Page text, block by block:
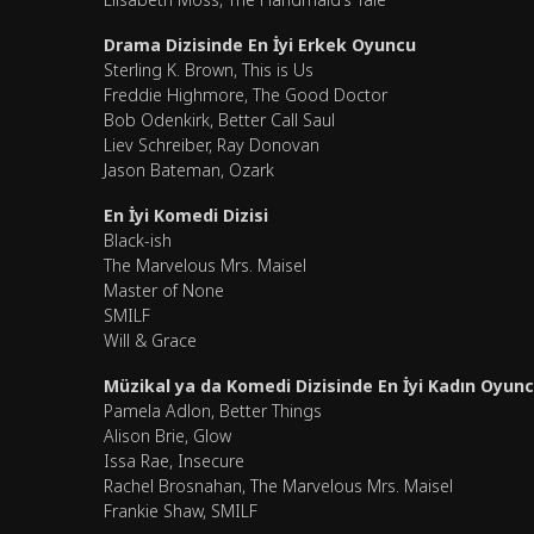
Drama Dizisinde En İyi Erkek Oyuncu
Sterling K. Brown, This is Us
Freddie Highmore, The Good Doctor
Bob Odenkirk, Better Call Saul
Liev Schreiber, Ray Donovan
Jason Bateman, Ozark
En İyi Komedi Dizisi
Black-ish
The Marvelous Mrs. Maisel
Master of None
SMILF
Will & Grace
Müzikal ya da Komedi Dizisinde En İyi Kadın
Pamela Adlon, Better Things
Alison Brie, Glow
Issa Rae, Insecure
Rachel Brosnahan, The Marvelous Mrs. Maisel
Frankie Shaw, SMILF